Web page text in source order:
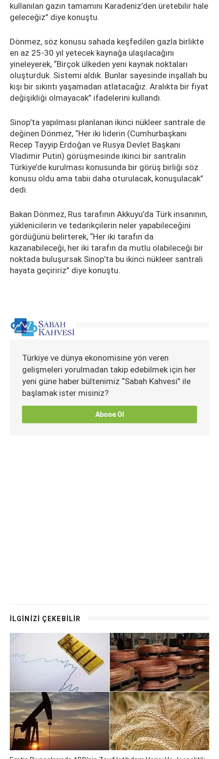
kullanılan gazın tamamını Karadeniz’den üretebilir hale
geleceğiz” diye konuştu.
Dönmez, söz konusu sahada keşfedilen gazla birlikte
en az 25-30 yıl yetecek kaynağa ulaşılacağını
yineleyerek, “Birçok ülkeden yeni kaynak noktaları
oluşturduk. Sistemi aldık. Bunlar sayesinde inşallah bu
kışı bir sıkıntı yaşamadan atlatacağız. Aralıkta bir fiyat
değişikliği olmayacak” ifadelerini kullandı.
Sinop’ta yapılması planlanan ikinci nükleer santrale de
değinen Dönmez, “Her iki liderin (Cumhurbaşkanı
Recep Tayyip Erdoğan ve Rusya Devlet Başkanı
Vladimir Putin) görüşmesinde ikinci bir santralin
Türkiye’de kurulması konusunda bir görüş birliği söz
konusu oldu ama tabii daha oturulacak, konuşulacak”
dedi.
Bakan Dönmez, Rus tarafının Akkuyu’da Türk insanının,
yüklenicilerin ve tedarikçilerin neler yapabileceğini
gördüğünü belirterek, “Her iki tarafın da
kazanabileceği, her iki tarafın da mutlu olabileceği bir
noktada buluşursak Sinop’ta bu ikinci nükleer santrali
hayata geçiririz” diye konuştu.
Türkiye ve dünya ekonomisine yön veren
gelişmeleri yorulmadan takip edebilmek için her
yeni güne haber bültenimiz “Sabah Kahvesi” ile
başlamak ister misiniz?
Abone Ol
İLGİNİZİ ÇEKEBİLİR